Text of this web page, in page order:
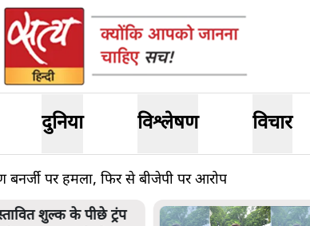
दुनिया विश्लेषण विचार
पर हमला, फिर से बीजेपी पर आरोप
काला नहीं, पूरी दाल ही